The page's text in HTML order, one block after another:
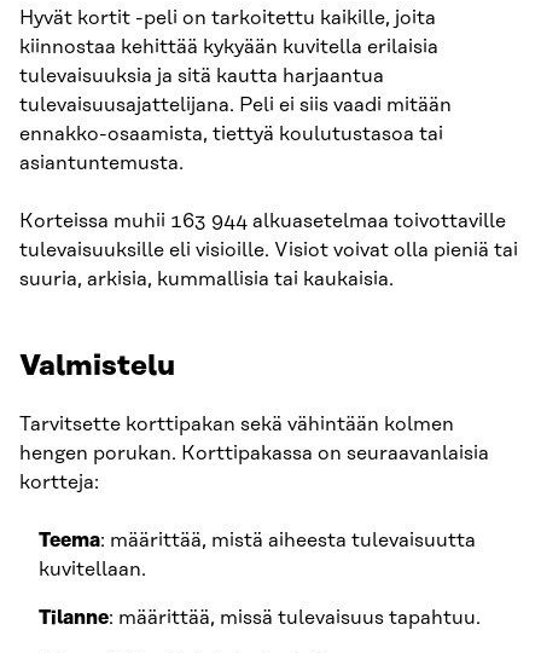
Hyvät kortit -peli on tarkoitettu kaikille, joita
kiinnostaa kehittää kykyään kuvitella erilaisia
tulevaisuuksia ja sitä kautta harjaantua
tulevaisuusajattelijana. Peli ei siis vaadi mitään
ennakko-osaamista, tiettyä koulutustasoa tai
asiantuntemusta.
Korteissa muhii 163 944 alkuasetelmaa toivottaville
tulevaisuuksille eli visioille. Visiot voivat olla pieniä tai
suuria, arkisia, kummallisia tai kaukaisia.
Valmistelu
Tarvitsette korttipakan sekä vähintään kolmen
hengen porukan. Korttipakassa on seuraavanlaisia
kortteja:
Teema: määrittää, mistä aiheesta tulevaisuutta
kuvitellaan.
Tilanne: määrittää, missä tulevaisuus tapahtuu.